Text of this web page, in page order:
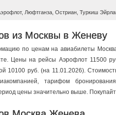
Люфтганза, Остриан, Туркиш
из Москвы в Женеву
по ценам на авиабилеты
Цены на рейсы Аэрофлот 11500
10100 руб. (на 11.01.2026).
тарифом
цены значительно выше.